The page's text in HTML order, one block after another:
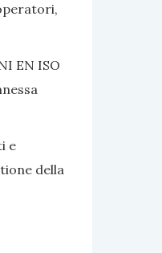
EN ISO
e
della